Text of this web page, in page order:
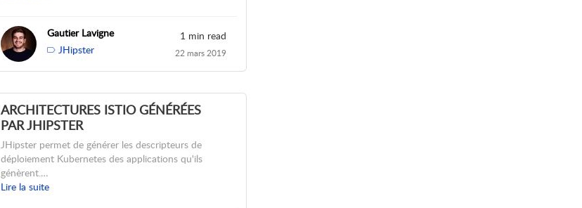
Gautier Lavigne
JHipster
1 min read
22 mars 2019
ARCHITECTURES ISTIO GÉNÉRÉES
PAR JHIPSTER
JHipster permet de générer les descripteurs de
déploiement Kubernetes des applications qu'ils
génèrent.…
Lire la suite